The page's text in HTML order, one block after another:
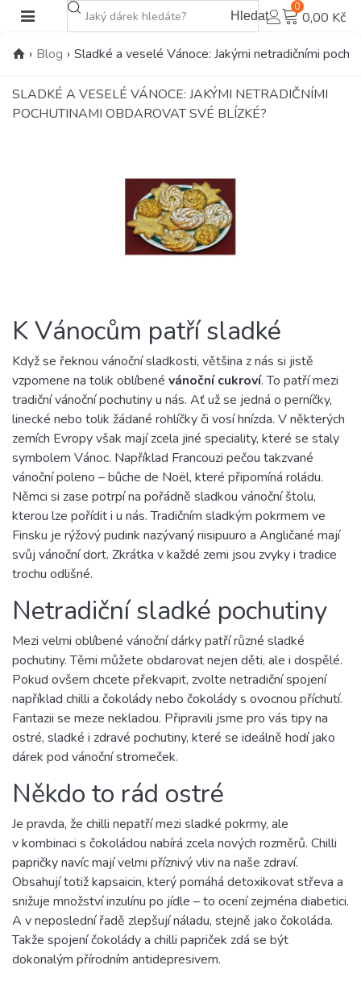
Hledat
0
0,00 Kč
› Blog › Sladké a veselé Vánoce: Jakými netradičními
SLADKÉ A VESELÉ VÁNOCE: JAKÝMI NETRADIČNÍMI
POCHUTINAMI OBDAROVAT SVÉ BLÍZKÉ?
K Vánocům patří sladké
Když se řeknou vánoční sladkosti, většina z nás si jistě
vzpomene na tolik oblíbené vánoční cukroví. To patří mezi
tradiční vánoční pochutiny u nás. Ať už se jedná o perníčky,
linecké nebo tolik žádané rohlíčky či vosí hnízda. V některých
zemích Evropy však mají zcela jiné speciality, které se staly
symbolem Vánoc. Například Francouzi pečou takzvané
vánoční poleno – bûche de Noël, které připomíná roládu.
Němci si zase potrpí na pořádně sladkou vánoční štolu,
kterou lze pořídit i u nás. Tradičním sladkým pokrmem ve
Finsku je rýžový pudink nazývaný riisipuuro a Angličané mají
svůj vánoční dort. Zkrátka v každé zemi jsou zvyky i tradice
trochu odlišné.
Netradiční sladké pochutiny
Mezi velmi oblíbené vánoční dárky patří různé sladké
pochutiny. Těmi můžete obdarovat nejen děti, ale i dospělé.
Pokud ovšem chcete překvapit, zvolte netradiční spojení
například chilli a čokolády nebo čokolády s ovocnou příchutí.
Fantazii se meze nekladou. Připravili jsme pro vás tipy na
ostré, sladké i zdravé pochutiny, které se ideálně hodí jako
dárek pod vánoční stromeček.
Někdo to rád ostré
Je pravda, že chilli nepatří mezi sladké pokrmy, ale
v kombinaci s čokoládou nabírá zcela nových rozměrů. Chilli
papričky navíc mají velmi příznivý vliv na naše zdraví.
Obsahují totiž kapsaicin, který pomáhá detoxikovat střeva a
snižuje množství inzulínu po jídle – to ocení zejména diabetici.
A v neposlední řadě zlepšují náladu, stejně jako čokoláda.
Takže spojení čokolády a chilli papriček zdá se být
dokonalým přírodním antidepresivem.